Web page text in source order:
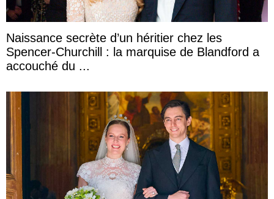
Naissance secrète d’un héritier chez les
Spencer-Churchill : la marquise de Blandford a
accouché du ...